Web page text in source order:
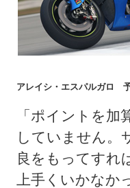
アレイシ・エスパルガロ
「ポイントを
していません。
良をもってすれ
上手くいかな